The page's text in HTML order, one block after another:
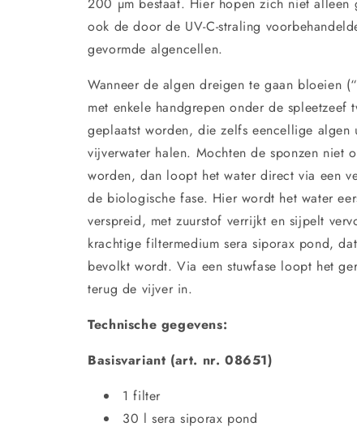
200 µm bestaat. Hier hopen zich niet alleen
ook de door de UV-C-straling
gevormde algencellen.
Wanneer de algen dreigen te gaan bloeien
met enkele handgrepen onder de spleetzeef
geplaatst worden, die zelfs eencellige algen
vijverwater halen. Mochten de sponzen niet
worden, dan loopt het water direct via een
de biologische fase. Hier wordt het water
verspreid, met zuurstof verrijkt en sijpelt
krachtige filtermedium sera siporax pond,
bevolkt wordt. Via een stuwfase loopt het
terug de vijver in.
Technische gegevens:
Basisvariant (art. nr. 08651)
1 filter
30 l sera siporax pond